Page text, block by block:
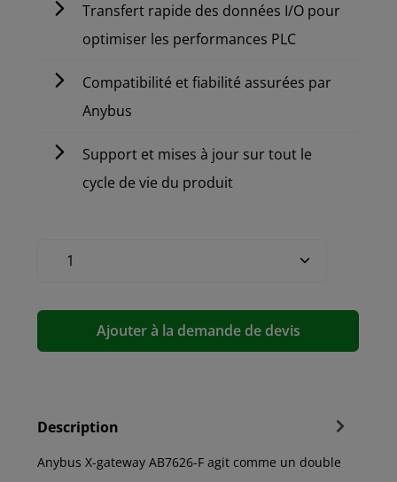
Transfert rapide des données I/O pour
optimiser les performances PLC
Compatibilité et fiabilité assurées par
Anybus
Support et mises à jour sur tout le
cycle de vie du produit
Ajouter à la demande de devis
Description
Anybus X-gateway AB7626-F agit comme un double